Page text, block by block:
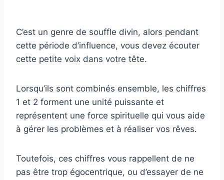
C’est un genre de souffle divin, alors pendant
cette période d’influence, vous devez écouter
cette petite voix dans votre tête.
Lorsqu’ils sont combinés ensemble, les chiffres
1 et 2 forment une unité puissante et
représentent une force spirituelle qui vous aide
à gérer les problèmes et à réaliser vos rêves.
Toutefois, ces chiffres vous rappellent de ne
pas être trop égocentrique, ou d’essayer de ne